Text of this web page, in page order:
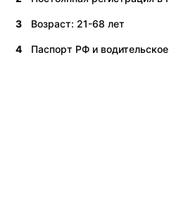
3 Возраст: 21-68 лет
4 Паспорт РФ и